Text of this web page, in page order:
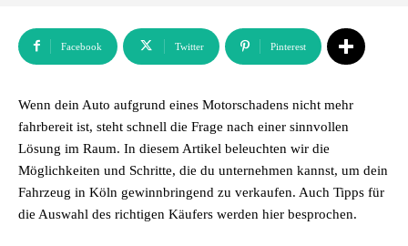
Facebook Twitter Pinterest
Wenn dein Auto aufgrund eines Motorschadens nicht mehr
fahrbereit ist, steht schnell die Frage nach einer sinnvollen
Lösung im Raum. In diesem Artikel beleuchten wir die
Möglichkeiten und Schritte, die du unternehmen kannst, um dein
Fahrzeug in Köln gewinnbringend zu verkaufen. Auch Tipps für
die Auswahl des richtigen Käufers werden hier besprochen.